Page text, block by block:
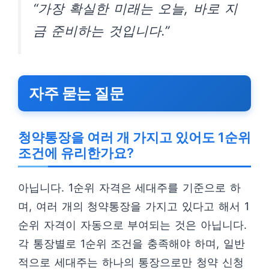
“가장 확실한 미래는 오늘, 바로 지
금 준비하는 것입니다.”
자주 묻는 질문
청약통장을 여러 개 가지고 있어도 1순위
조건에 유리한가요?
아닙니다. 1순위 자격은 세대주를 기준으로 하
며, 여러 개의 청약통장을 가지고 있다고 해서 1
순위 자격이 자동으로 부여되는 것은 아닙니다.
각 통장별로 1순위 조건을 충족해야 하며, 일반
적으로 세대주는 하나의 통장으로만 청약 신청